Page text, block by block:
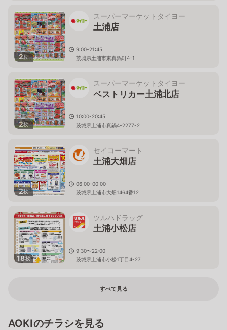
2枚
スーパーマーケットタイヨー
土浦店
9:00-21:45
茨城県土浦市東真鍋町4-1
2枚
スーパーマーケットタイヨー
ベストリカー土浦北店
10:00-20:45
茨城県土浦市真鍋4-2277-2
2枚
セイコーマート
土浦大畑店
06:00-00:00
茨城県土浦市大畑1464番12
18枚
ツルハドラッグ
土浦小松店
9:30〜22:00
茨城県土浦市小松1丁目4-27
すべて見る
AOKIのチラシを見る